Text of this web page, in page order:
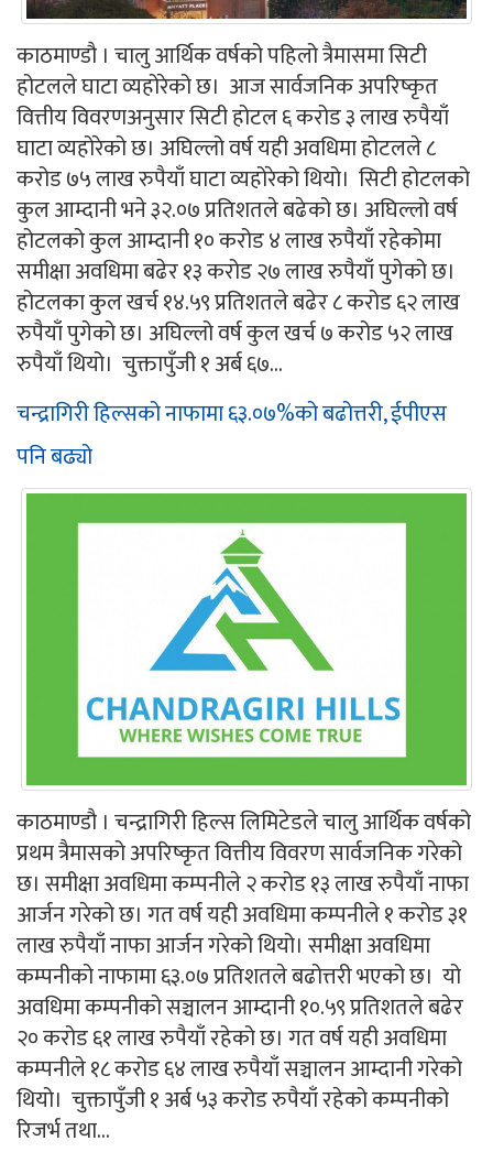
काठमाण्डौ । चालु आर्थिक वर्षको पहिलो त्रैमासमा सिटी
होटलले घाटा व्यहोरेको छ। आज सार्वजनिक अपरिष्कृत
वित्तीय विवरणअनुसार सिटी होटल ६ करोड ३ लाख रुपैयाँ
घाटा व्यहोरेको छ। अघिल्लो वर्ष यही अवधिमा होटलले ८
करोड ७५ लाख रुपैयाँ घाटा व्यहोरेको थियो। सिटी होटलको
कुल आम्दानी भने ३२.०७ प्रतिशतले बढेको छ। अघिल्लो वर्ष
होटलको कुल आम्दानी १० करोड ४ लाख रुपैयाँ रहेकोमा
समीक्षा अवधिमा बढेर १३ करोड २७ लाख रुपैयाँ पुगेको छ।
होटलका कुल खर्च १४.५९ प्रतिशतले बढेर ८ करोड ६२ लाख
रुपैयाँ पुगेको छ। अघिल्लो वर्ष कुल खर्च ७ करोड ५२ लाख
रुपैयाँ थियो। चुक्तापुँजी १ अर्ब ६७...
चन्द्रागिरी हिल्सको नाफामा ६३.०७%को बढोत्तरी, ईपीएस
पनि बढ्यो
काठमाण्डौ । चन्द्रागिरी हिल्स लिमिटेडले चालु आर्थिक वर्षको
प्रथम त्रैमासको अपरिष्कृत वित्तीय विवरण सार्वजनिक गरेको
छ। समीक्षा अवधिमा कम्पनीले २ करोड १३ लाख रुपैयाँ नाफा
आर्जन गरेको छ। गत वर्ष यही अवधिमा कम्पनीले १ करोड ३१
लाख रुपैयाँ नाफा आर्जन गरेको थियो। समीक्षा अवधिमा
कम्पनीको नाफामा ६३.०७ प्रतिशतले बढोत्तरी भएको छ। यो
अवधिमा कम्पनीको सञ्चालन आम्दानी १०.५९ प्रतिशतले बढेर
२० करोड ६१ लाख रुपैयाँ रहेको छ। गत वर्ष यही अवधिमा
कम्पनीले १८ करोड ६४ लाख रुपैयाँ सञ्चालन आम्दानी गरेको
थियो। चुक्तापुँजी १ अर्ब ५३ करोड रुपैयाँ रहेको कम्पनीको
रिजर्भ तथा...